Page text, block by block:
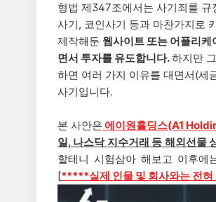
형법 제347조에서는 사기죄를
사기, 코인사기 등과 마찬가지로
제작해둔 웹사이트 또는 어플리
면서 투자를 유도합니다.하지만
하면 여러 가지 이유를 대면서(세
사기입니다.
본 사안은 에이원홀딩스(A1
일, 나스닥 지수거래 등 해외선물
할테니 시험삼아 해보고 이후에
[*****실제 인물 및 회사와는 전혀